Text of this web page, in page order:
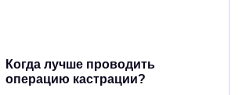
Когда лучше проводить
операцию кастрации?